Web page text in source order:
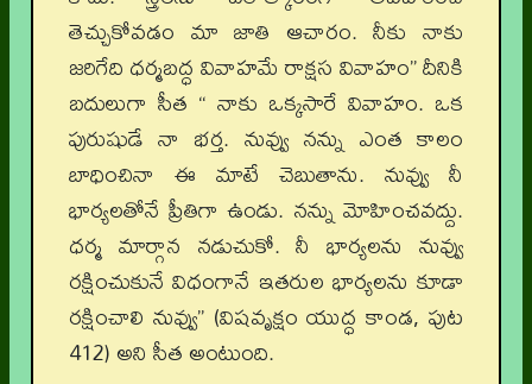
తెచ్చుకోవడం మా జాతి ఆచారం. నీకు నాకు
జరిగేది ధర్మబద్ధ వివాహమే రాక్షస వివాహం” దీనికి
బదులుగా సీత “ నాకు ఒక్కసారే వివాహం. ఒక
పురుషుడే నా భర్త. నువ్వు నన్ను ఎంత కాలం
బాధించినా ఈ మాటే చెబుతాను. నువ్వు నీ
భార్యలతోనే ప్రీతిగా ఉండు. నన్ను మోహించవద్దు.
ధర్మ మార్గాన నడుచుకో. నీ భార్యలను నువ్వు
రక్షించుకునే విధంగానే ఇతరుల భార్యలను కూడా
రక్షించాలి నువ్వు” (విషవృక్షం యుద్ధ కాండ, పుట
412) అని సీత అంటుంది.